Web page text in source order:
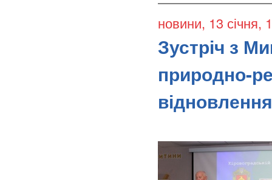
новини, 13 січня,
Зустріч з
природно-